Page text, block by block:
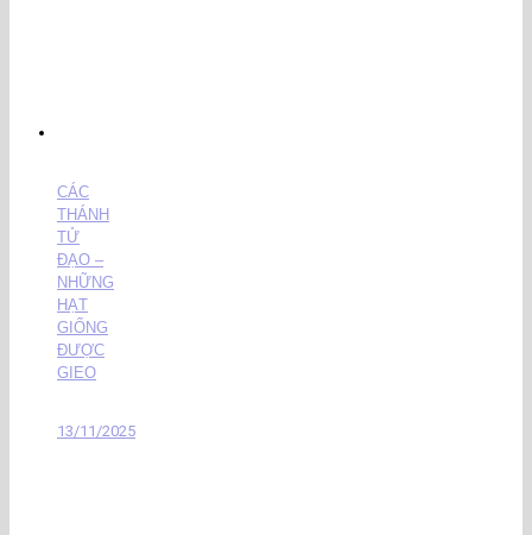
CÁC
THÁNH
TỬ
ĐẠO –
NHỮNG
HẠT
GIỐNG
ĐƯỢC
GIEO
13/11/2025